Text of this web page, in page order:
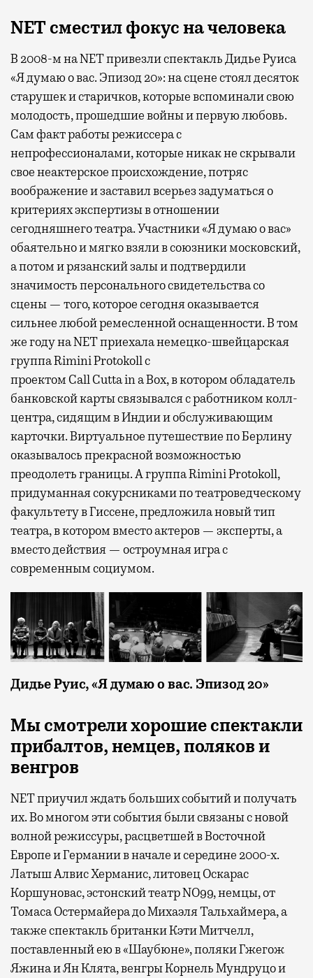
NET сместил фокус на человека
В 2008-м на NET привезли спектакль Дидье Руиса
«Я думаю о вас. Эпизод 20»: на сцене стоял десяток
старушек и старичков, которые вспоминали свою
молодость, прошедшие войны и первую любовь.
Сам факт работы режиссера с
непрофессионалами, которые никак не скрывали
свое неактерское происхождение, потряс
воображение и заставил всерьез задуматься о
критериях экспертизы в отношении
сегодняшнего театра. Участники «Я думаю о вас»
обаятельно и мягко взяли в союзники московский,
а потом и рязанский залы и подтвердили
значимость персонального свидетельства со
сцены — того, которое сегодня оказывается
сильнее любой ремесленной оснащенности. В том
же году на NET приехала немецко-швейцарская
группа Rimini Protokoll с
проектом Call Cutta in a Box, в котором обладатель
банковской карты связывался с работником колл-
центра, сидящим в Индии и обслуживающим
карточки. Виртуальное путешествие по Берлину
оказывалось прекрасной возможностью
преодолеть границы. А группа Rimini Protokoll,
придуманная сокурсниками по театроведческому
факультету в Гиссене, предложила новый тип
театра, в котором вместо актеров — эксперты, а
вместо действия — остроумная игра с
современным социумом.
Дидье Руис, «Я думаю о вас. Эпизод 20»
Мы смотрели хорошие спектакли
прибалтов, немцев, поляков и
венгров
NET приучил ждать больших событий и получать
их. Во многом эти события были связаны с новой
волной режиссуры, расцветшей в Восточной
Европе и Германии в начале и середине 2000-х.
Латыш Алвис Херманис, литовец Оскарас
Коршуновас, эстонский театр NO99, немцы, от
Томаса Остермайера до Михаэля Тальхаймера, а
также спектакль британки Кэти Митчелл,
поставленный ею в «Шаубюне», поляки Гжегож
Яжина и Ян Клята, венгры Корнель Мундруцо и